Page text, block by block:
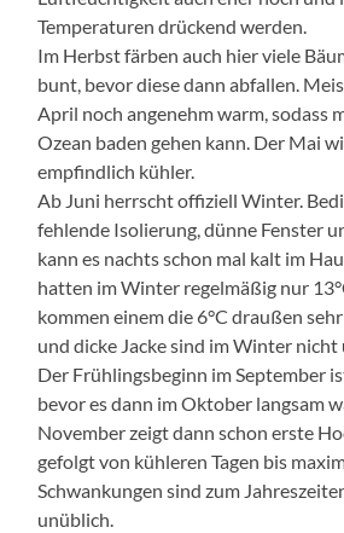
Temperaturen drückend werden.
Im Herbst färben auch hier viele
bunt, bevor diese dann abfallen.
April noch angenehm warm, sodass
Ozean baden gehen kann. Der Mai
empfindlich kühler.
Ab Juni herrscht offiziell Winter.
fehlende Isolierung, dünne Fenster
kann es nachts schon mal kalt im
hatten im Winter regelmäßig nur
kommen einem die 6°C draußen
und dicke Jacke sind im Winter nicht
Der Frühlingsbeginn im September
bevor es dann im Oktober langsam
November zeigt dann schon erste
gefolgt von kühleren Tagen bis
Schwankungen sind zum
unüblich.